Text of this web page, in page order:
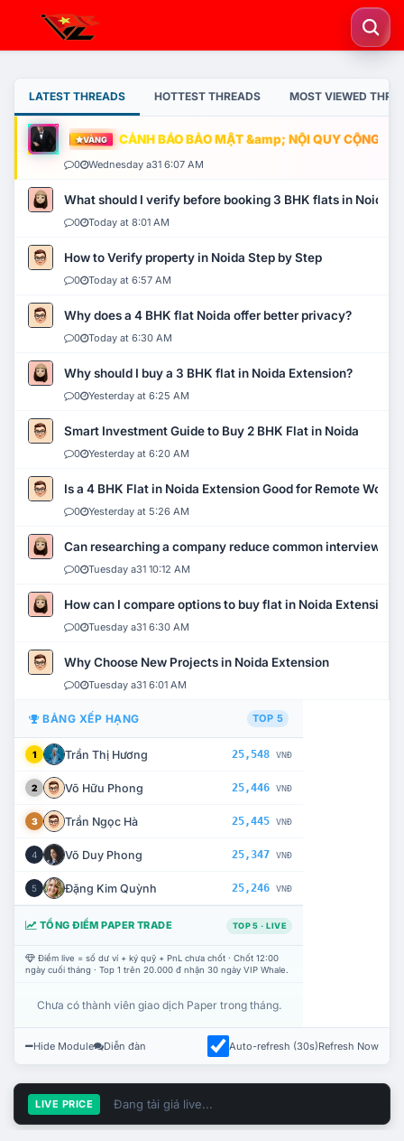
LATEST THREADS HOTTEST THREADS MOST VIEWED
VÀNG CẢNH BÁO BẢO MẬT &amp; NỘI QUY CỘNG
0 Wednesday a31 6:07 AM
What should I verify before booking 3 BHK flats in Noida?
0 Today at 8:01 AM
How to Verify property in Noida Step by Step
0 Today at 6:57 AM
Why does a 4 BHK flat Noida offer better privacy?
0 Today at 6:30 AM
Why should I buy a 3 BHK flat in Noida Extension?
0 Yesterday at 6:25 AM
Smart Investment Guide to Buy 2 BHK Flat in Noida
0 Yesterday at 6:20 AM
Is a 4 BHK Flat in Noida Extension Good for Remote Work?
0 Yesterday at 5:26 AM
Can researching a company reduce common interview
0 Tuesday a31 10:12 AM
How can I compare options to buy flat in Noida Extension?
0 Tuesday a31 6:30 AM
Why Choose New Projects in Noida Extension
0 Tuesday a31 6:01 AM
BẢNG XẾP HẠNG TOP 5
1 Trần Thị Hương 25,548 VNĐ
2 Võ Hữu Phong 25,446 VNĐ
3 Trần Ngọc Hà 25,445 VNĐ
4 Võ Duy Phong 25,347 VNĐ
5 Đặng Kim Quỳnh 25,246 VNĐ
TỔNG ĐIỂM PAPER TRADE TOP 5 · LIVE
Điểm live = số dư ví + ký quỹ + PnL chưa chốt · Chốt 12:00
ngày cuối tháng · Top 1 trên 20.000 đ nhận 30 ngày VIP Whale.
Chưa có thành viên giao dịch Paper trong tháng.
Hide Module Diễn đàn Auto-refresh (30s)Refresh Now
LIVE PRICE Đang tải giá live...